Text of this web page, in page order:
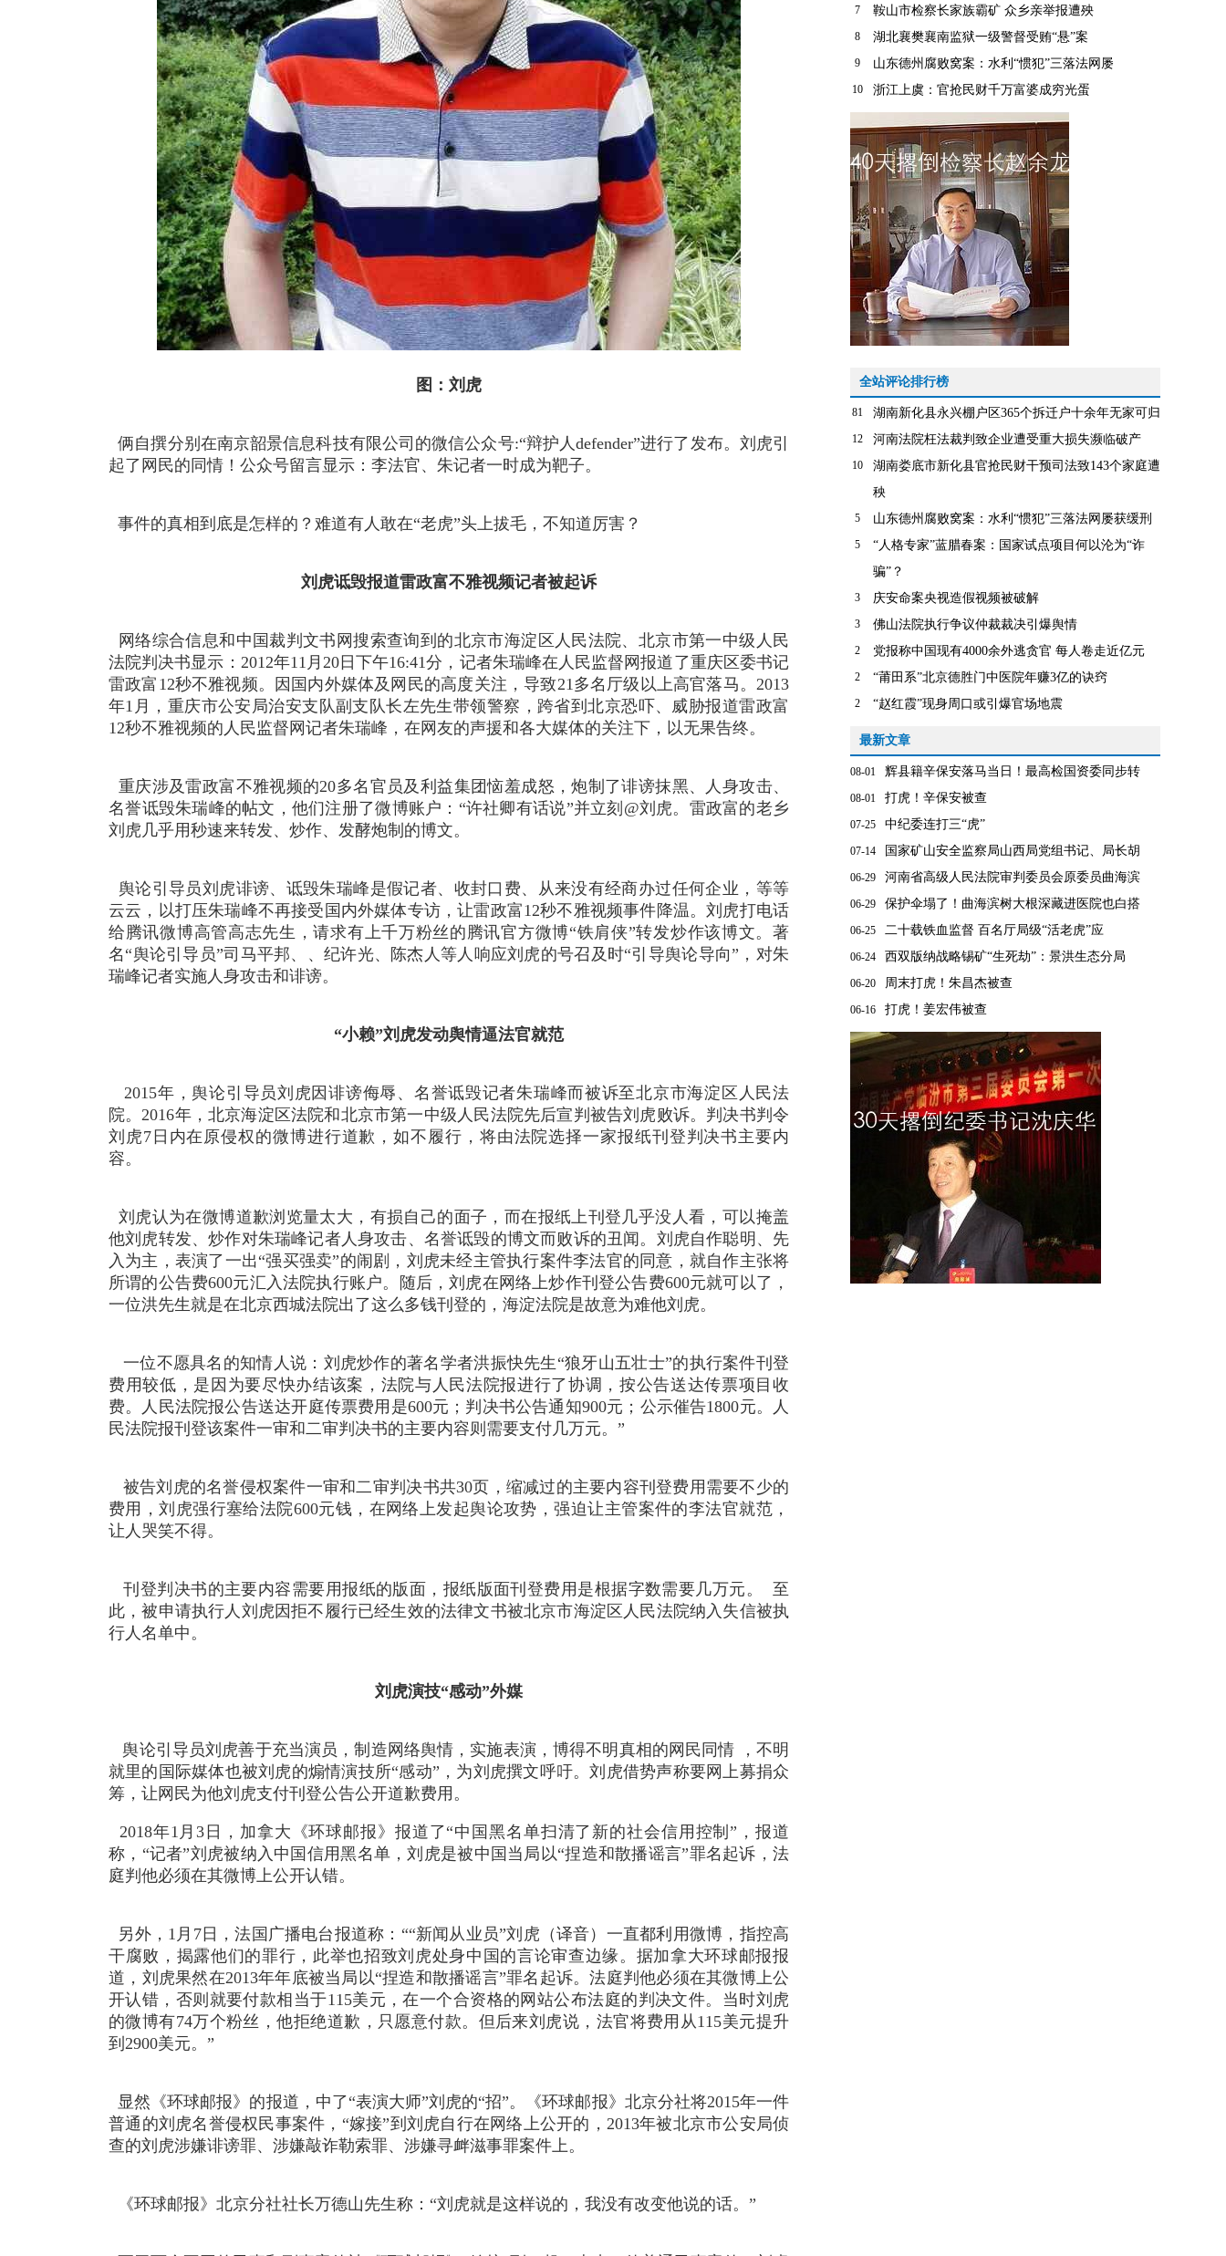
图：刘虎
俩自撰分别在南京韶景信息科技有限公司的微信公众号:“辩护人defender”进行了发布。刘虎引
起了网民的同情！公众号留言显示：李法官、朱记者一时成为靶子。
事件的真相到底是怎样的？难道有人敢在“老虎”头上拔毛，不知道厉害？
刘虎诋毁报道雷政富不雅视频记者被起诉
网络综合信息和中国裁判文书网搜索查询到的北京市海淀区人民法院、北京市第一中级人民
法院判决书显示： 2012年11月20日下午16:41分，记者朱瑞峰在人民监督网报道了重庆区委书记
雷政富12秒不雅视频。因国内外媒体及网民的高度关注，导致21多名厅级以上高官落马。 2013
年1月，重庆市公安局治安支队副支队长左先生带领警察，跨省到北京恐吓、威胁报道雷政富
12秒不雅视频的人民监督网记者朱瑞峰，在网友的声援和各大媒体的关注下，以无果告终。
重庆涉及雷政富不雅视频的20多名官员及利益集团恼羞成怒，炮制了诽谤抹黑、人身攻击、
名誉诋毁朱瑞峰的帖文，他们注册了微博账户：“许社卿有话说”并立刻@刘虎。雷政富的老乡
刘虎几乎用秒速来转发、炒作、发酵炮制的博文。
舆论引导员刘虎诽谤、诋毁朱瑞峰是假记者、收封口费、从来没有经商办过任何企业，等等
云云，以打压朱瑞峰不再接受国内外媒体专访，让雷政富12秒不雅视频事件降温。刘虎打电话
给腾讯微博高管高志先生，请求有上千万粉丝的腾讯官方微博“铁肩侠”转发炒作该博文。 著
名“舆论引导员”司马平邦、、纪许光、陈杰人等人响应刘虎的号召及时“引导舆论导向”，对朱
瑞峰记者实施人身攻击和诽谤。
“小赖”刘虎发动舆情逼法官就范
2015年，舆论引导员刘虎因诽谤侮辱、名誉诋毁记者朱瑞峰而被诉至北京市海淀区人民法
院。2016年，北京海淀区法院和北京市第一中级人民法院先后宣判被告刘虎败诉。 判决书判令
刘虎7日内在原侵权的微博进行道歉，如不履行，将由法院选择一家报纸刊登判决书主要内
容。
刘虎认为在微博道歉浏览量太大，有损自己的面子，而在报纸上刊登几乎没人看，可以掩盖
他刘虎转发、炒作对朱瑞峰记者人身攻击、名誉诋毁的博文而败诉的丑闻。 刘虎自作聪明、先
入为主，表演了一出“强买强卖”的闹剧，刘虎未经主管执行案件李法官的同意，就自作主张将
所谓的公告费600元汇入法院执行账户。
随后，刘虎在网络上炒作刊登公告费600元就可以了，
一位洪先生就是在北京西城法院出了这么多钱刊登的，海淀法院是故意为难他刘虎。
一位不愿具名的知情人说： 刘虎炒作的著名学者洪振快先生“狼牙山五壮士”的执行案件刊登
费用较低，是因为要尽快办结该案，法院与人民法院报进行了协调，按公告送达传票项目收
费。
人民法院报公告送达开庭传票费用是600元；判决书公告通知900元；公示催告1800元。人
民法院报刊登该案件一审和二审判决书的主要内容则需要支付几万元。”
被告刘虎的名誉侵权案件一审和二审判决书共30页，缩减过的主要内容刊登费用需要不少的
费用，刘虎强行塞给法院600元钱，在网络上发起舆论攻势，强迫让主管案件的李法官就范，
让人哭笑不得。
刊登判决书的主要内容需要用报纸的版面，报纸版面刊登费用是根据字数需要几万元。
至
此，被申请执行人刘虎因拒不履行已经生效的法律文书被北京市海淀区人民法院纳入失信被执
行人名单中。
刘虎演技“感动”外媒
舆论引导员刘虎善于充当演员，制造网络舆情，实施表演，博得不明真相的网民同情 ，不明
就里的国际媒体也被刘虎的煽情演技所“感动”，为刘虎撰文呼吁。刘虎借势声称要网上募捐众
筹，让网民为他刘虎支付刊登公告公开道歉费用。
2018年1月3日，加拿大《环球邮报》报道了“中国黑名单扫清了新的社会信用控制”，报道
称，“记者”刘虎被纳入中国信用黑名单，刘虎是被中国当局以“捏造和散播谣言”罪名起诉，法
庭判他必须在其微博上公开认错。
另外，1月7日，法国广播电台报道称：““新闻从业员”刘虎（译音）一直都利用微博，指控高
干腐败，揭露他们的罪行，此举也招致刘虎处身中国的言论审查边缘。据加拿大环球邮报报
道，刘虎果然在2013年年底被当局以“捏造和散播谣言”罪名起诉。法庭判他必须在其微博上公
开认错，否则就要付款相当于115美元，在一个合资格的网站公布法庭的判决文件。当时刘虎
的微博有74万个粉丝，他拒绝道歉，只愿意付款。但后来刘虎说，法官将费用从115美元提升
到2900美元。”
显然《环球邮报》的报道，中了“表演大师”刘虎的“招”。《环球邮报》北京分社将2015年一件
普通的刘虎名誉侵权民事案件，“嫁接”到刘虎自行在网络上公开的，2013年被北京市公安局侦
查的刘虎涉嫌诽谤罪、涉嫌敲诈勒索罪、涉嫌寻衅滋事罪案件上。
《环球邮报》北京分社社长万德山先生称：“刘虎就是这样说的，我没有改变他说的话。”
7 鞍山市检察长家族霸矿 众乡亲举报遭殃
8 湖北襄樊襄南监狱一级警督受贿“悬”案
9 山东德州腐败窝案：水利“惯犯”三落法网屡
10 浙江上虞：官抢民财千万富婆成穷光蛋
全站评论排行榜
81 湖南新化县永兴棚户区365个拆迁户十余年无家可归
12 河南法院枉法裁判致企业遭受重大损失濒临破产
10
湖南娄底市新化县官抢民财干预司法致143个家庭遭
秧
5 山东德州腐败窝案：水利“惯犯”三落法网屡获缓刑
5
“人格专家”蓝腊春案：国家试点项目何以沦为“诈
骗”？
3 庆安命案央视造假视频被破解
3 佛山法院执行争议仲裁裁决引爆舆情
2 党报称中国现有4000余外逃贪官 每人卷走近亿元
2 “莆田系”北京德胜门中医院年赚3亿的诀窍
2 “赵红霞”现身周口或引爆官场地震
最新文章
08-01 辉县籍辛保安落马当日！最高检国资委同步转
08-01 打虎！辛保安被查
07-25 中纪委连打三“虎”
07-14 国家矿山安全监察局山西局党组书记、局长胡
06-29 河南省高级人民法院审判委员会原委员曲海滨
06-29 保护伞塌了！曲海滨树大根深藏进医院也白搭
06-25 二十载铁血监督 百名厅局级“活老虎”应
06-24 西双版纳战略锡矿“生死劫”：景洪生态分局
06-20 周末打虎！朱昌杰被查
06-16 打虎！姜宏伟被查